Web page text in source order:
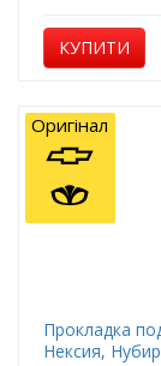
КУПИТИ
Прокладка
Нексия,
Оригінал